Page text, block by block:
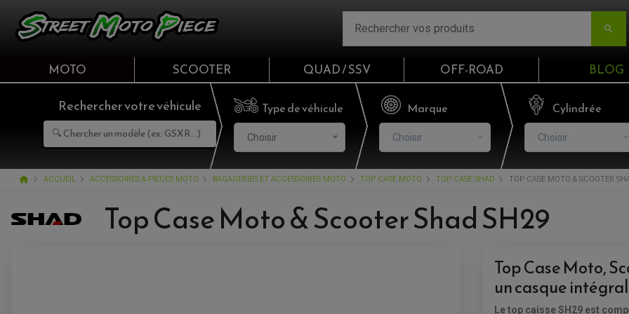

Email
Mot de passe
MOTO SCOOTER QUAD / SSV OFF-ROAD BLOG
Rechercher votre véhicule Type de véhicule
Choisir
Marque
Choisir
Cylindrée
Choisir
home ACCUEIL ACCESSOIRES & PIÈCES MOTO BAGAGERIES ET ACCESSOIRES MOTO TOP CASE MOTO TOP CASE SHAD TOP CASE MOTO & SCOOTER
Top Case Moto & Scooter Shad SH29
Top Case Moto,
un casque
Le top caisse SH29 est